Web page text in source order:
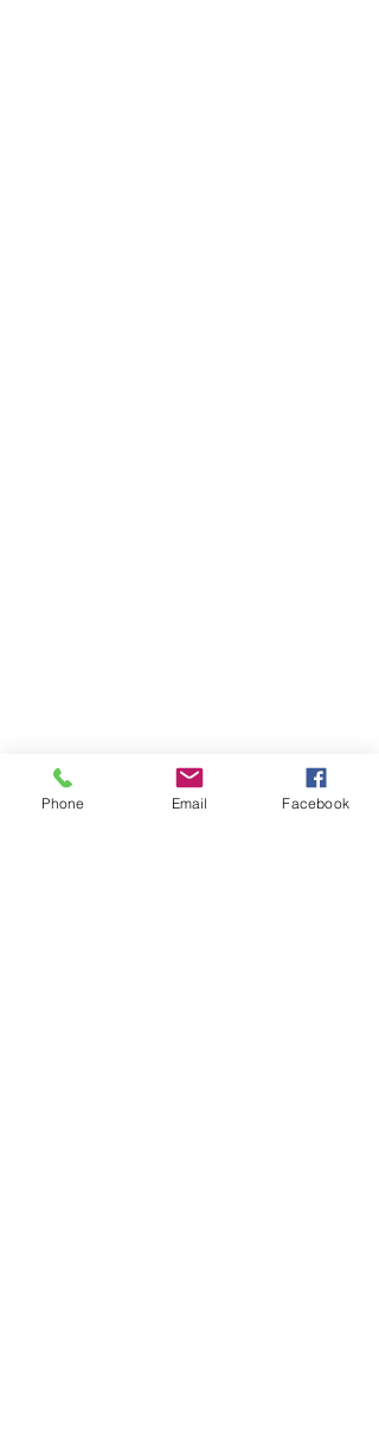
Phone Email Facebook